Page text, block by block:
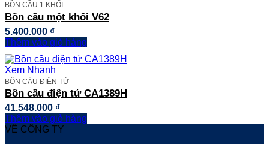
BỒN CẦU 1 KHỐI
Bồn cầu một khối V62
5.400.000 ₫
Thêm vào giỏ hàng
Xem Nhanh
BỒN CẦU ĐIỆN TỬ
Bồn cầu điện tử CA1389H
41.548.000 ₫
Thêm vào giỏ hàng
VỀ CÔNG TY